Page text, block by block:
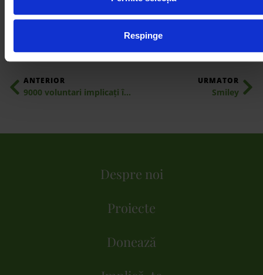
Respinge
ANTERIOR
9000 voluntari implicați în campania „Let’s Do It, Danube!”
URMATOR
Smiley
Despre noi
Proiecte
Donează